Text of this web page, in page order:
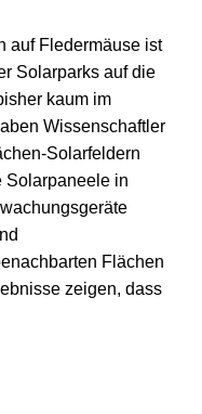
auf Fledermäuse ist
Solarparks auf die
kaum im
Wissenschaftler
Solarfeldern
Solarpaneele in
Flächen
zeigen, dass